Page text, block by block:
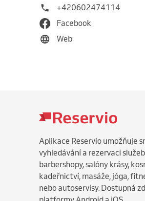
+420602474114
Facebook
Web
Aplikace Reservio umožňuje
vyhledávání a rezervaci
barbershopy, salóny krásy,
kadeřnictví, masáže, jóga,
nebo autoservisy. Dostupná